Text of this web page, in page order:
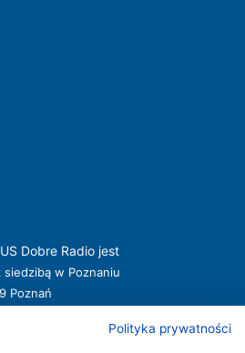
Dobre Radio jest
w Poznaniu
Poznań
obejmujące rozpowszechnianie programu
Polityka prywatności